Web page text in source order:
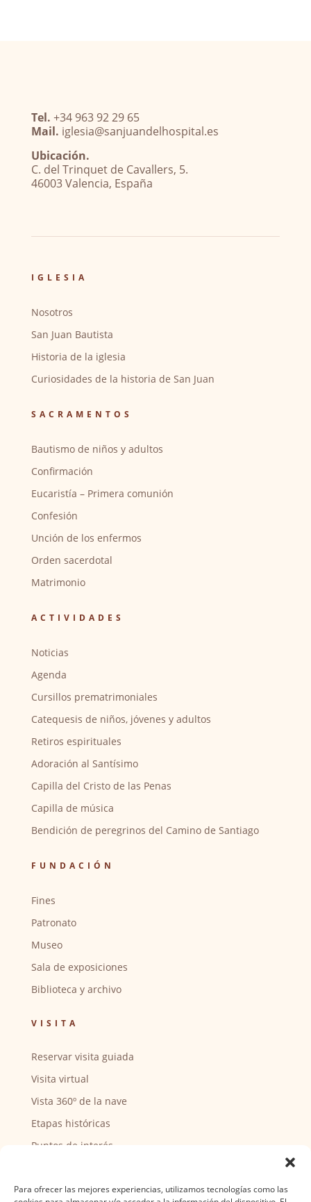
Para ofrecer las mejores experiencias, utilizamos tecnologías como las
Tel. +34 963 92 29 65
Mail. iglesia@sanjuandelhospital.es
Ubicación.
C. del Trinquet de Cavallers, 5.
46003 Valencia, España
IGLESIA
Nosotros
San Juan Bautista
Historia de la iglesia
Curiosidades de la historia de San Juan
SACRAMENTOS
Bautismo de niños y adultos
Confirmación
Eucaristía – Primera comunión
Confesión
Unción de los enfermos
Orden sacerdotal
Matrimonio
ACTIVIDADES
Noticias
Agenda
Cursillos prematrimoniales
Catequesis de niños, jóvenes y adultos
Retiros espirituales
Adoración al Santísimo
Capilla del Cristo de las Penas
Capilla de música
Bendición de peregrinos del Camino de Santiago
FUNDACIÓN
Fines
Patronato
Museo
Sala de exposiciones
Biblioteca y archivo
VISITA
Reservar visita guiada
Visita virtual
Vista 360º de la nave
Etapas históricas
Puntos de interés